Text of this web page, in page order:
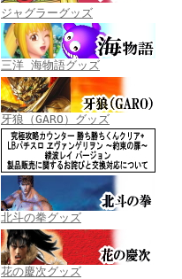
ジャグラーグッズ
三洋 海物語グッズ
牙狼（GARO）グッズ
北斗の拳グッズ
花の慶次グッズ